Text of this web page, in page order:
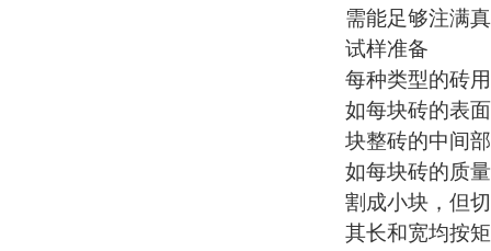
需能足够注满
试样准备
每种类型的砖用
如每块砖的表
块整砖的中间
如每块砖的质
割成小块，但
其长和宽均按